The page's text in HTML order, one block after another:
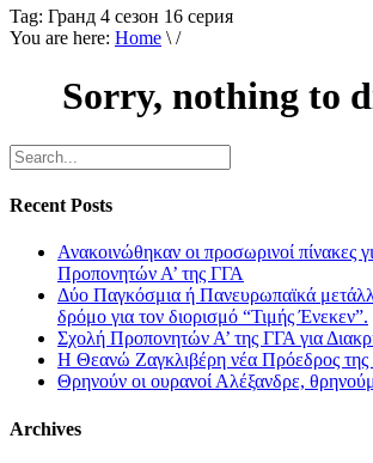
Tag: Гранд 4 сезон 16 серия
You are here: Home \ /
Sorry, nothing to
Recent Posts
Ανακοινώθηκαν οι προσωρινοί πίνακες
Προπονητών Α’ της ΓΓΑ
Δύο Παγκόσμια ή Πανευρωπαϊκά
δρόμο για τον διορισμό “Τιμής Ένεκεν”.
Σχολή Προπονητών Α’ της ΓΓΑ για
Η Θεανώ Ζαγκλιβέρη νέα Πρόεδρος
Θρηνούν οι ουρανοί Αλέξανδρε,
Archives